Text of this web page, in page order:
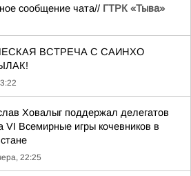
сообщение чата// ГТРК «Тыва»
ВСТРЕЧА С САИНХО
Ховалыг поддержал делегатов
VI Всемирные игры кочевников в
22:25